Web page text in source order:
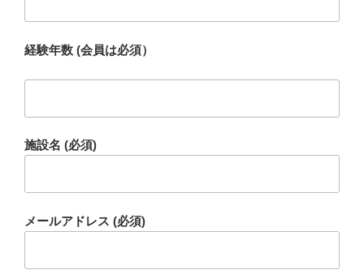
経験年数 (会員は必須）
施設名 (必須)
メールアドレス (必須)